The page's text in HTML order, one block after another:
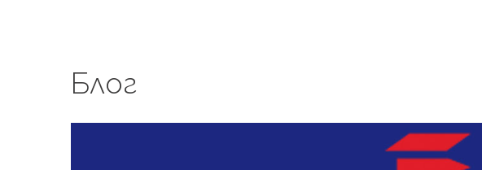
Блог